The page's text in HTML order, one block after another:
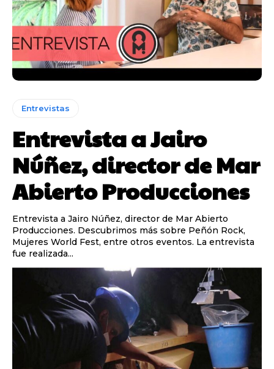
Entrevistas
Entrevista a Jairo
Núñez, director de Mar
Abierto Producciones
Entrevista a Jairo Núñez, director de Mar Abierto
Producciones. Descubrimos más sobre Peñón Rock,
Mujeres World Fest, entre otros eventos. La entrevista
fue realizada...